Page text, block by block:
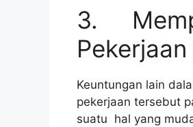
3.
Keuntungan lain
pekerjaan tersebut
suatu hal yang